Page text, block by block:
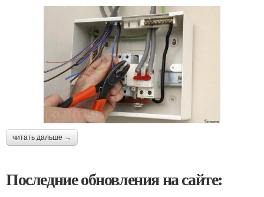
читать дальше →
Последние обновления на сайте: